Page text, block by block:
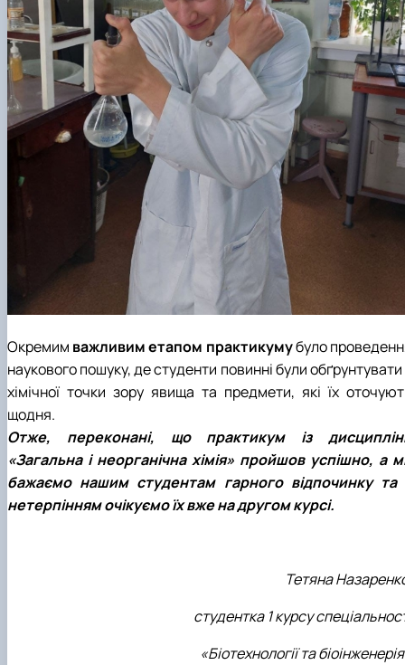
Окремим важливим етапом практикумубуло
наукового пошуку, де студенти повинні були обґрунтувати
хімічної точки зору явища та предмети, які їх
щодня.
Отже, переконані, що практикум із
«Загальна і неорганічна хімія» пройшов успішно, а
бажаємо нашим студентам гарного відпочинку та
нетерпінням очікуємо їх вже на другом курсі.
Тетяна
студентка 1 курсу
«Біотехнології та